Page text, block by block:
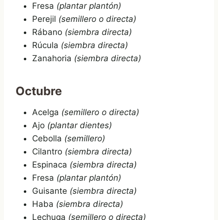
Fresa (plantar plantón)
Perejil (semillero o directa)
Rábano (siembra directa)
Rúcula (siembra directa)
Zanahoria (siembra directa)
Octubre
Acelga (semillero o directa)
Ajo (plantar dientes)
Cebolla (semillero)
Cilantro (siembra directa)
Espinaca (siembra directa)
Fresa (plantar plantón)
Guisante (siembra directa)
Haba (siembra directa)
Lechuga (semillero o directa)